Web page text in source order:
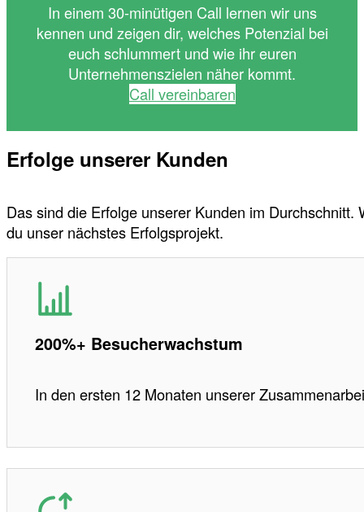
In einem 30-minütigen Call lernen wir uns
kennen und zeigen dir, welches Potenzial bei
euch schlummert und wie ihr euren
Unternehmenszielen näher kommt.
Call vereinbaren
Erfolge unserer Kunden
Das sind die Erfolge unserer Kunden im Durchschnitt.
du unser nächstes Erfolgsprojekt.
200%+ Besucherwachstum
In den ersten 12 Monaten unserer